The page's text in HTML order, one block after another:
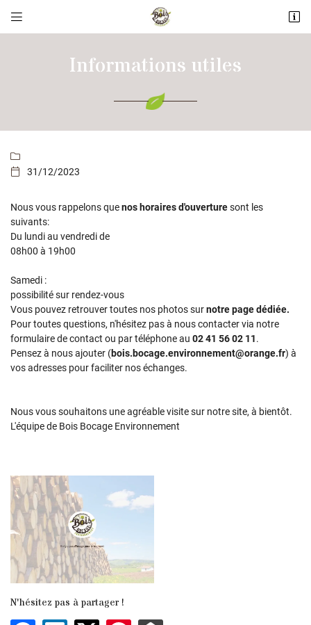

ACCUEIL

02 41 56 02 11
 Adresse email de réception
 Recopier le code ci-contre
Rafraîchir le captcha
En cochant cette case, vous consentez à recevoir nos propositions commerciales à
l'adresse email indiqué ci-dessus. Vous pouvez vous désinscrire à tout moment en
utilisant le formulaire de désinscription.
Inscription
Informations utiles


31/12/2023
Nous vous rappelons quenos horaires d'ouverturesont les
suivants:
Du lundi au vendredi de
08h00 à 19h00
Samedi :
possibilité sur rendez-vous
Vous pouvez retrouver toutes nos photos surnotre page dédiée.
Pour toutes questions, n'hésitez pas à nous contacter via notre
formulaire de contact ou par téléphone au 02 41 56 02 11.
Pensez à nous ajouter (bois.bocage.environnement@orange.fr) à
vos adresses pour faciliter nos échanges.
Nous vous souhaitons une agréable visite sur notre site, à bientôt.
L'équipe de Bois Bocage Environnement
N'hésitez pas à partager !